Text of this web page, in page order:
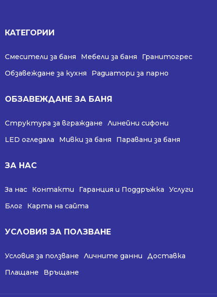
КАТЕГОРИИ
Смесители за баня Мебели за баня
Гранитогрес
Обзавеждане за кухня
Радиатори за парно
ОБЗАВЕЖДАНЕ ЗА БАНЯ
Структура за вграждане
Линейни сифони
LED огледала
Мивки за баня Паравани за баня
ЗА НАС
За нас Контакти Гаранция и Поддръжка
Услуги
Блог
Карта на сайта
УСЛОВИЯ ЗА ПОЛЗВАНЕ
Условия за ползване Личните данни
Доставка
Плащане
Връщане